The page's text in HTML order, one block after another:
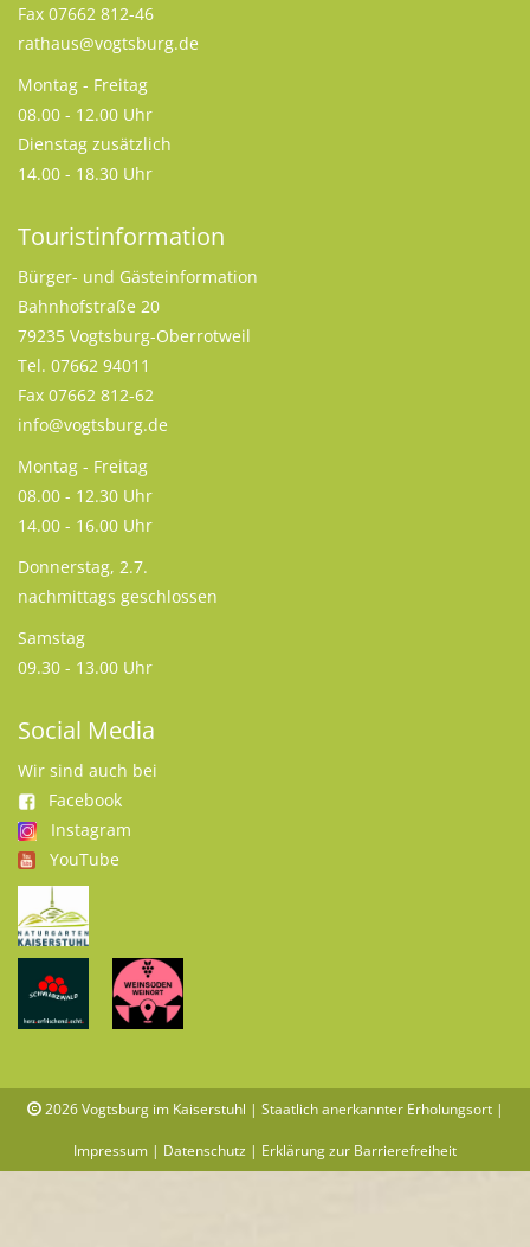
Fax 07662 812-46
rathaus@vogtsburg.de
Montag - Freitag
08.00 - 12.00 Uhr
Dienstag zusätzlich
14.00 - 18.30 Uhr
Touristinformation
Bürger- und Gästeinformation
Bahnhofstraße 20
79235 Vogtsburg-Oberrotweil
Tel. 07662 94011
Fax 07662 812-62
info@vogtsburg.de
Montag - Freitag
08.00 - 12.30 Uhr
14.00 - 16.00 Uhr
Donnerstag, 2.7.
nachmittags geschlossen
Samstag
09.30 - 13.00 Uhr
Social Media
Wir sind auch bei
Facebook
Instagram
YouTube
2026 Vogtsburg im Kaiserstuhl | Staatlich anerkannter Erholungsort |
Impressum | Datenschutz | Erklärung zur Barrierefreiheit